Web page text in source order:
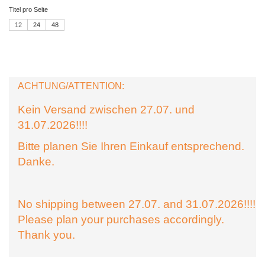
Titel pro Seite
12 24 48
ACHTUNG/ATTENTION:
Kein Versand zwischen 27.07. und
31.07.2026!!!!
Bitte planen Sie Ihren Einkauf entsprechend.
Danke.
No shipping between 27.07. and 31.07.2026!!!!
Please plan your purchases accordingly.
Thank you.